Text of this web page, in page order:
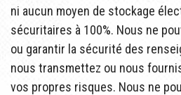
ni aucun moyen de stockage
sécuritaires à 100%. Nous ne
ou garantir la sécurité des
nous transmettez ou nous
vos propres risques. Nous ne